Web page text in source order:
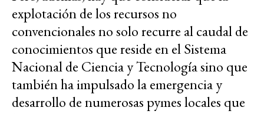
explotación de los recursos no
convencionales no solo recurre al caudal de
conocimientos que reside en el Sistema
Nacional de Ciencia y Tecnología sino que
también ha impulsado la emergencia y
desarrollo de numerosas pymes locales que